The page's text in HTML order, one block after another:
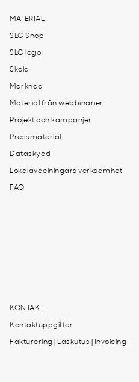
MATERIAL
SLC Shop
SLC logo
Skola
Marknad
Material från webbinarier
Projekt och kampanjer
Pressmaterial
Dataskydd
Lokalavdelningars verksamhet
FAQ
KONTAKT
Kontaktuppgifter
Fakturering | Laskutus | Invoicing